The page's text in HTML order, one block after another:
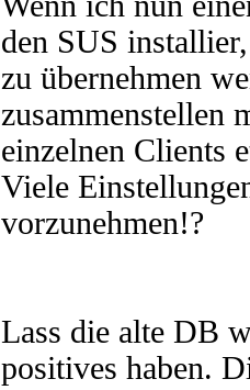
den SUS
zu übernehmen
zusammenstellen
einzelnen Clients
Viele
vorzunehmen!?
Lass die alte DB
positives haben.